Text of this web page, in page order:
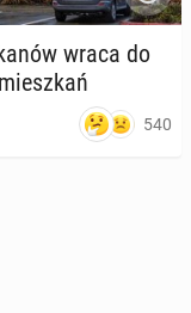
wraca do
540